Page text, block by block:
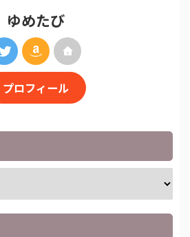
ゆめたび
プロフィール